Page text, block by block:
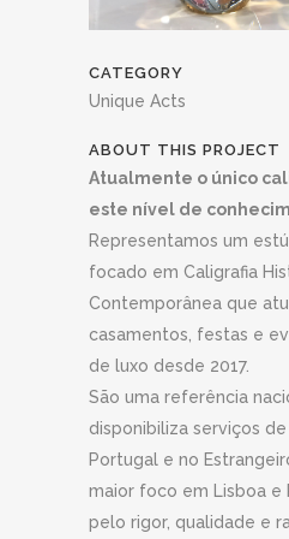
CATEGORY
Unique Acts
ABOUT THIS PROJECT
Atualmente o único
este nível de
Representamos um
focado em Caligrafia
Contemporânea que
casamentos, festas e
de luxo desde 2017.
São uma referência
disponibiliza serviços
Portugal e no
maior foco em Lisboa e
pelo rigor, qualidade e